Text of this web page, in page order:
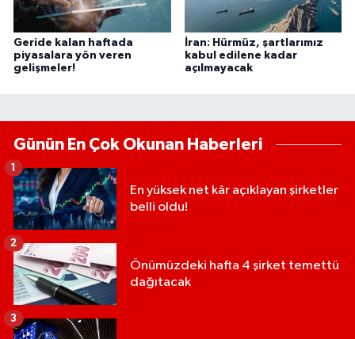
Geride kalan haftada
piyasalara yön veren
gelişmeler!
İran: Hürmüz, şartlarımız
kabul edilene kadar
açılmayacak
Günün En Çok Okunan Haberleri
En yüksek net kâr açıklayan şirketler
belli oldu!
1
Önümüzdeki hafta 4 şirket temettü
dağıtacak
2
3